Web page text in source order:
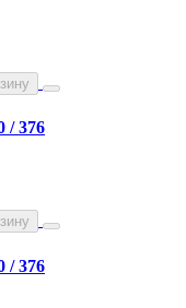
/ 376
/ 376